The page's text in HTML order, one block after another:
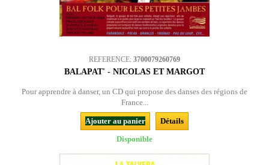
REFERENCE: 3700079260769
BALAPAT' - NICOLAS ET MARGOT
Pour apprendre à danser, un CD qui propose des danses des régions de
France...
Ajouter au panier
Détails
Disponible